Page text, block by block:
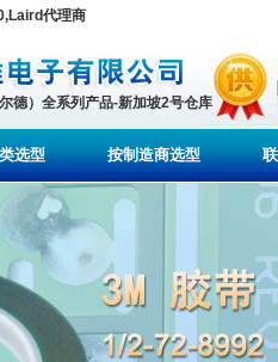
代理商
德）全系列产品-新加坡2号仓库
选型 按制造商选型